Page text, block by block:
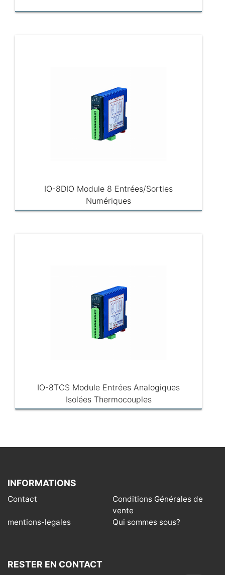
IO-8DIO Module 8 Entrées/Sorties
Numériques
IO-8TCS Module Entrées Analogiques
Isolées Thermocouples
INFORMATIONS
Contact
Conditions Générales de
vente
mentions-legales
Qui sommes sous?
RESTER EN CONTACT